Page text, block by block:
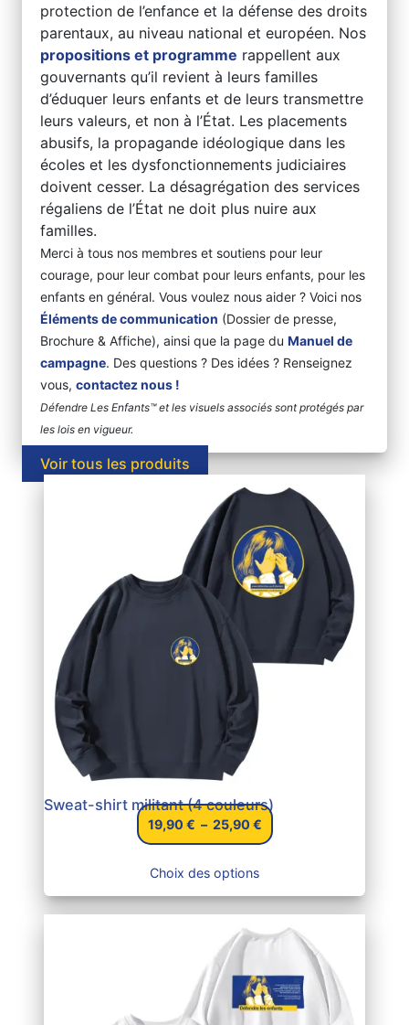
protection de l’enfance et la défense des droits
parentaux, au niveau national et européen. Nos
propositions et programme rappellent aux
gouvernants qu’il revient à leurs familles
d’éduquer leurs enfants et de leurs transmettre
leurs valeurs, et non à l’État. Les placements
abusifs, la propagande idéologique dans les
écoles et les dysfonctionnements judiciaires
doivent cesser. La désagrégation des services
régaliens de l’État ne doit plus nuire aux
familles.
Merci à tous nos membres et soutiens pour leur
courage, pour leur combat pour leurs enfants, pour les
enfants en général. Vous voulez nous aider ? Voici nos
Éléments de communication (Dossier de presse,
Brochure & Affiche), ainsi que la page du Manuel de
campagne. Des questions ? Des idées ? Renseignez
vous, contactez nous !
Défendre Les Enfants™ et les visuels associés sont protégés par
les lois en vigueur.
Voir tous les produits
Sweat-shirt militant (4 couleurs)
19,90 € – 25,90 €Plage
de
à
Choix des options